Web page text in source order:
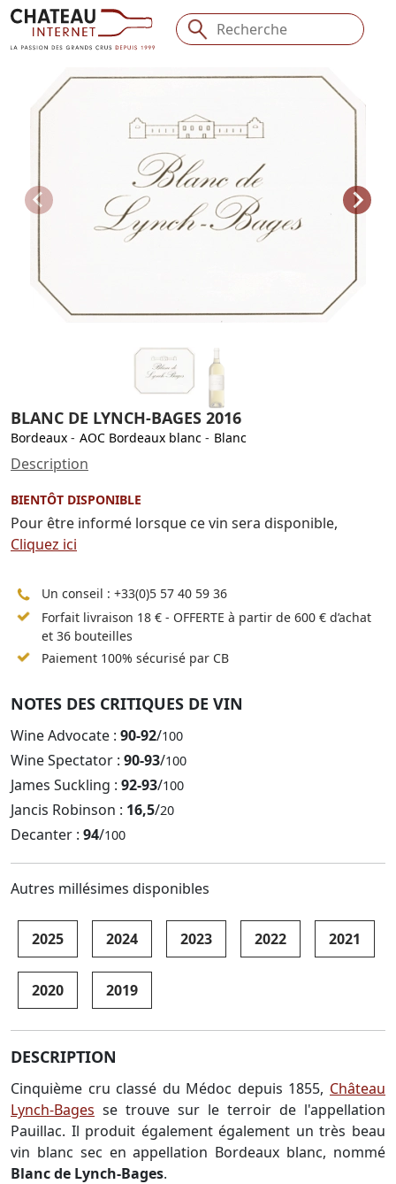
BLANC DE LYNCH-BAGES 2016
Bordeaux - AOC Bordeaux blanc - Blanc
Description
BIENTÔT DISPONIBLE
Pour être informé lorsque ce vin sera disponible,
Cliquez ici
Un conseil : +33(0)5 57 40 59 36
Forfait livraison 18 € - OFFERTE à partir de 600 € d’achat
et 36 bouteilles
Paiement 100% sécurisé par CB
NOTES DES CRITIQUES DE VIN
Wine Advocate : 90-92/100
Wine Spectator : 90-93/100
James Suckling : 92-93/100
Jancis Robinson : 16,5/20
Decanter : 94/100
Autres millésimes disponibles
2025 2024 2023 2022 2021
2020 2019
DESCRIPTION
Cinquième cru classé du Médoc depuis 1855, Château
Lynch-Bages se trouve sur le terroir de l'appellation
Pauillac. Il produit également également un très beau
vin blanc sec en appellation Bordeaux blanc, nommé
Blanc de Lynch-Bages.